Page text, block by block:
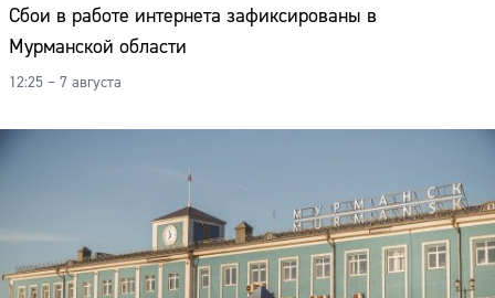
Сбои в работе интернета зафиксированы в
Мурманской области
12:25 – 7 августа